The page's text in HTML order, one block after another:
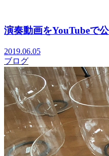
演奏動画をYouTubeで
2019.06.05
ブログ